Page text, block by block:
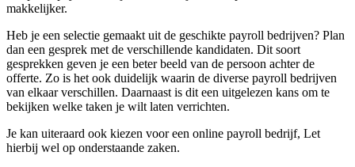
makkelijker.
Heb je een selectie gemaakt uit de geschikte payroll bedrijven? Plan
dan een gesprek met de verschillende kandidaten. Dit soort
gesprekken geven je een beter beeld van de persoon achter de
offerte. Zo is het ook duidelijk waarin de diverse payroll bedrijven
van elkaar verschillen. Daarnaast is dit een uitgelezen kans om te
bekijken welke taken je wilt laten verrichten.
Je kan uiteraard ook kiezen voor een online payroll bedrijf, Let
hierbij wel op onderstaande zaken.